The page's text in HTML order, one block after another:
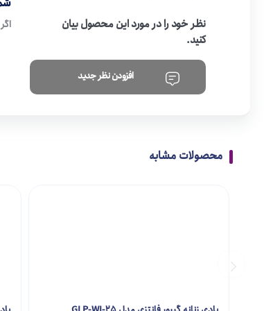
نظر خود را در مورد این محصول بیان
کنید.
افزودن نظر جدید
محصولات مشابه